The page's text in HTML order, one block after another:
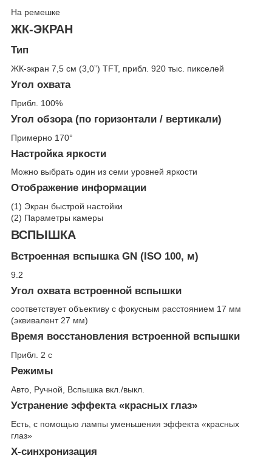
На ремешке
ЖК-ЭКРАН
Тип
ЖК-экран 7,5 см (3,0”) TFT, прибл. 920 тыс. пикселей
Угол охвата
Прибл. 100%
Угол обзора (по горизонтали / вертикали)
Примерно 170°
Настройка яркости
Можно выбрать один из семи уровней яркости
Отображение информации
(1) Экран быстрой настойки
(2) Параметры камеры
ВСПЫШКА
Встроенная вспышка GN (ISO 100, м)
9.2
Угол охвата встроенной вспышки
соответствует объективу с фокусным расстоянием 17 мм
(эквивалент 27 мм)
Время восстановления встроенной вспышки
Прибл. 2 с
Режимы
Авто, Ручной, Вспышка вкл./выкл.
Устранение эффекта «красных глаз»
Есть, с помощью лампы уменьшения эффекта «красных
глаз»
X-синхронизация